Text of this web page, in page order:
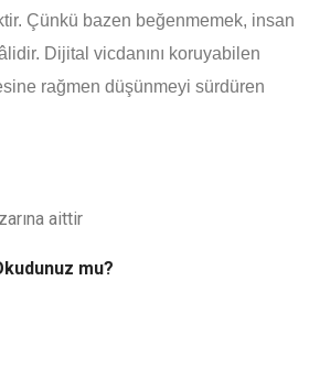
Çünkü bazen beğenmemek, insan
Dijital vicdanını koruyabilen
rağmen düşünmeyi sürdüren
aittir
mu?